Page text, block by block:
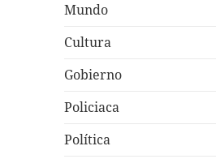
Mundo
Cultura
Gobierno
Policiaca
Política